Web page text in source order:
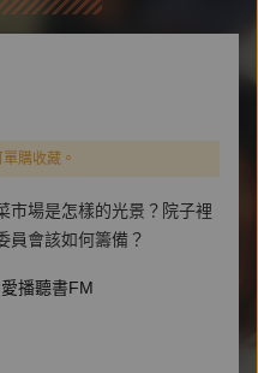
購收藏。
市場是怎樣的光景？院子裡
員會該如何籌備？
愛播聽書FM